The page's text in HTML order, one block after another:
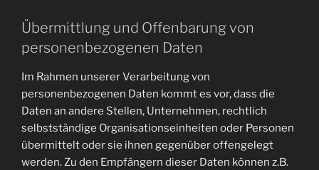
Übermittlung und Offenbarung von
personenbezogenen Daten
Im Rahmen unserer Verarbeitung von
personenbezogenen Daten kommt es vor, dass die
Daten an andere Stellen, Unternehmen, rechtlich
selbstständige Organisationseinheiten oder Personen
übermittelt oder sie ihnen gegenüber offengelegt
werden. Zu den Empfängern dieser Daten können z.B.